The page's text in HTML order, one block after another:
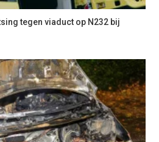
tegen viaduct op N232 bij